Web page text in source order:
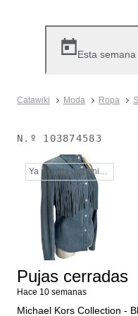
Esta semana
Catawiki Moda Ropa
N.º 103874583
Ya no está disponible
Pujas cerradas
Hace 10 semanas
Michael Kors Collection -